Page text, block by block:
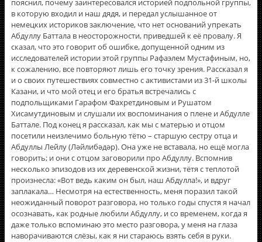
пояснил, почему заинтересовался историей подпольной группы,
в которую входил и наш дядя, и передал услышанное от
немецких историков заключение, что нет оснований упрекать
Абдуллу Баттала в неосторожности, приведшей к её провалу. Я
сказал, что это говорит об ошибке, допущенной одним из
исследователей истории этой группы Рафаэлем Мустафиным, но,
к сожалению, все повторяют лишь его точку зрения. Рассказал я
и о своих путешествиях совместно с активистами из 31-й школы
Казани, и что мой отец и его братья встречались с
подпольщиками Гарафом Фахретдиновым и Рушатом
Хисамутдиновым и слушали их воспоминания о плене и Абдулле
Баттале. Под конец я рассказал, как мы с матерью и отцом
посетили неизлечимо больную тётю – старшую сестру отца и
Абдуллы Лейлу (Ләйлибәдәр). Она уже не вставала, но ещё могла
говорить; и они с отцом заговорили про Абдуллу. Вспомнив
несколько эпизодов из их деревенской жизни, тётя с теплотой
произнесла: «Вот ведь каким он был, наш Абдулла!», и вдруг
заплакала… Несмотря на естественность, меня поразил такой
неожиданный поворот разговора, но только годы спустя я начал
осознавать, как родные любили Абдуллу, и со временем, когда я
даже только вспоминаю это место разговора, у меня на глаза
наворачиваются слёзы, как я ни стараюсь взять себя в руки.